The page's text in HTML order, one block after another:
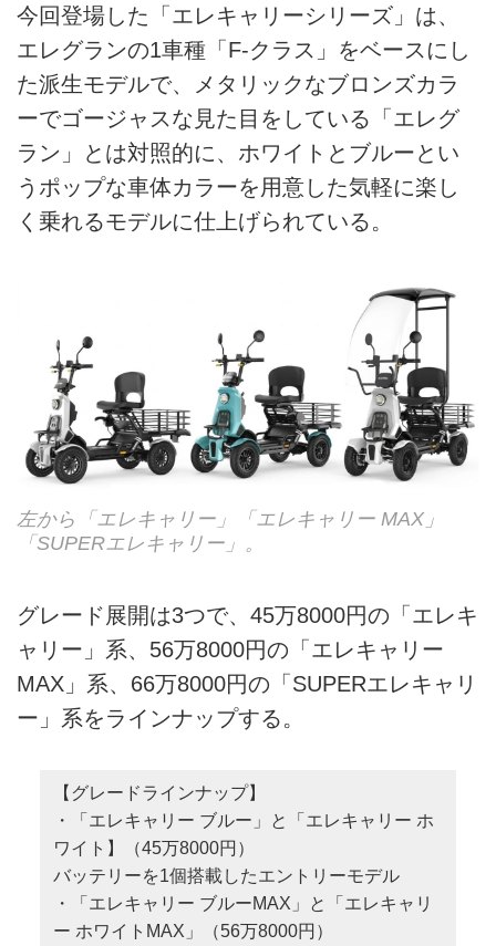
今回登場した「エレキャリーシリーズ」は、
エレグランの1車種「F-クラス」をベースにし
た派生モデルで、メタリックなブロンズカラ
ーでゴージャスな見た目をしている「エレグ
ラン」とは対照的に、ホワイトとブルーとい
うポップな車体カラーを用意した気軽に楽し
く乗れるモデルに仕上げられている。
左から「エレキャリー」「エレキャリー MAX」
「SUPERエレキャリー」。
グレード展開は3つで、45万8000円の「エレキ
ャリー」系、56万8000円の「エレキャリー
MAX」系、66万8000円の「SUPERエレキャリ
ー」系をラインナップする。
【グレードラインナップ】
・「エレキャリー ブルー」と「エレキャリー ホ
ワイト】（45万8000円）
バッテリーを1個搭載したエントリーモデル
・「エレキャリー ブルーMAX」と「エレキャリ
ー ホワイトMAX」（56万8000円）